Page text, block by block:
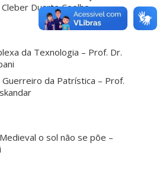
Duarte Coelho
da Texnologia – Prof. Dr.
da Patrística – Prof.
o sol não se põe –